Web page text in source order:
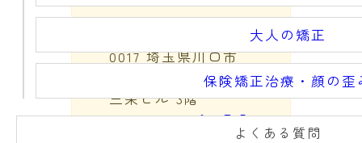
大人の矯正
保険矯正治療・顔の歪
よくある質問
0017 埼玉県川口市
栄町3丁目1-14 川口
三栄ビル 3階
Googleマップで見る